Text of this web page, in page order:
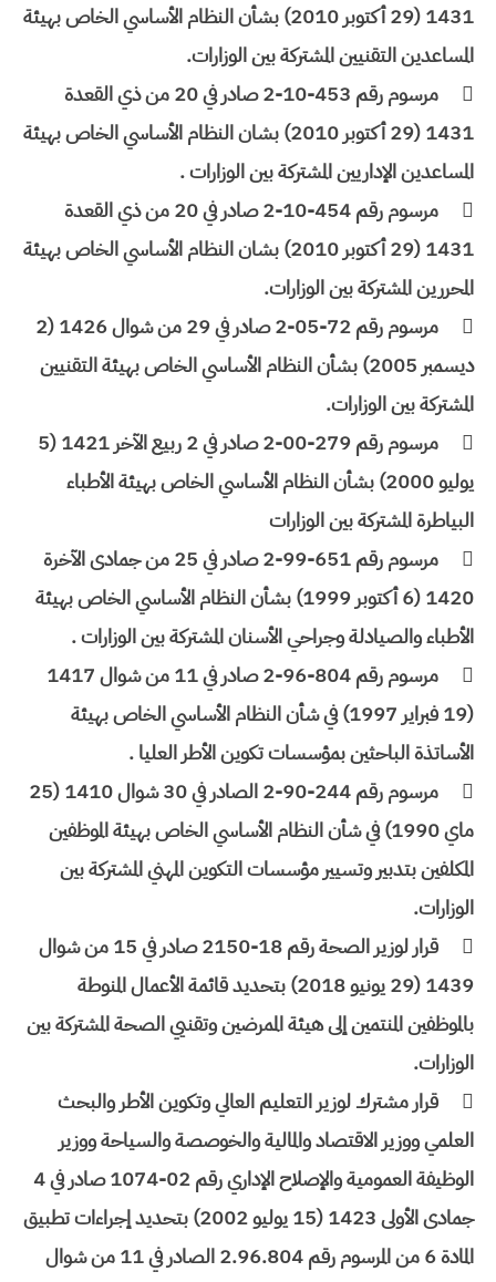
1431 (29 أكتوبر 2010) بشأن النظام الأساسي الخاص بهيئة
المساعدين التقنيين المشتركة بين الوزارات.

مرسوم رقم 453-10-2 صادر في 20 من ذي القعدة
1431 (29 أكتوبر 2010) بشان النظام الأساسي الخاص بهيئة
المساعدين الإداريين المشتركة بين الوزارات .

مرسوم رقم 454-10-2 صادر في 20 من ذي القعدة
1431 (29 أكتوبر 2010) بشان النظام الأساسي الخاص بهيئة
المحررين المشتركة بين الوزارات.

مرسوم رقم 72-05-2 صادر في 29 من شوال 1426 (2
ديسمبر 2005) بشأن النظام الأساسي الخاص بهيئة التقنيين
المشتركة بين الوزارات.

مرسوم رقم 279-00-2 صادر في 2 ربيع الآخر 1421 (5
يوليو 2000) بشأن النظام الأساسي الخاص بهيئة الأطباء
البياطرة المشتركة بين الوزارات

مرسوم رقم 651-99-2 صادر في 25 من جمادى الآخرة
1420 (6 أكتوبر 1999) بشأن النظام الأساسي الخاص بهيئة
الأطباء والصيادلة وجراحي الأسنان المشتركة بين الوزارات .

مرسوم رقم 804-96-2 صادر في 11 من شوال 1417
(19 فبراير 1997) في شأن النظام الأساسي الخاص بهيئة
الأساتذة الباحثين بمؤسسات تكوين الأطر العليا .

مرسوم رقم 244-90-2 الصادر في 30 شوال 1410 (25
ماي 1990) في شأن النظام الأساسي الخاص بهيئة الموظفين
المكلفين بتدبير وتسيير مؤسسات التكوين المهني المشتركة بين
الوزارات.

قرار لوزير الصحة رقم 18-2150 صادر في 15 من شوال
1439 (29 يونيو 2018) بتحديد قائمة الأعمال المنوطة
بالموظفين المنتمين إلى هيئة الممرضين وتقنيي الصحة المشتركة بين
الوزارات.

قرار مشترك لوزير التعليم العالي وتكوين الأطر والبحث
العلمي ووزير الاقتصاد والمالية والخوصصة والسياحة ووزير
الوظيفة العمومية والإصلاح الإداري رقم 02-1074 صادر في 4
جمادى الأولى 1423 (15 يوليو 2002) بتحديد إجراءات تطبيق
المادة 6 من المرسوم رقم 2.96.804 الصادر في 11 من شوال